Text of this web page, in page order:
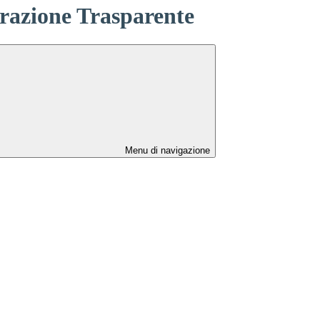
Trasparente
Menu di navigazione